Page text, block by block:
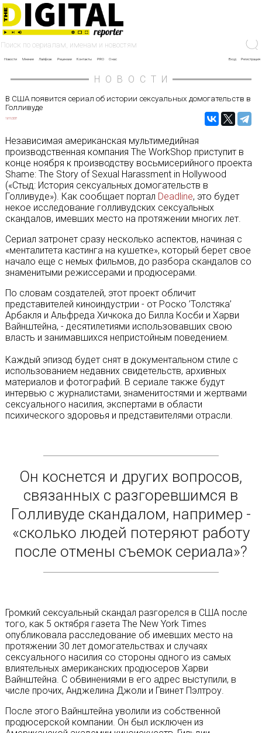
Новости Мнение Лайфхак Рецензии Контакты PRO О нас Вход Регистрация
НОВОСТИ
В США появится сериал об истории сексуальных домогательств в
Голливуде
19/11/2017
Независимая американская мультимедийная
производственная компания The WorkShop приступит в
конце ноября к производству восьмисерийного проекта
Shame: The Story of Sexual Harassment in Hollywood
(«Стыд: История сексуальных домогательств в
Голливуде»). Как сообщает портал Deadline, это будет
некое исследование голливудских сексуальных
скандалов, имевших место на протяжении многих лет.
Сериал затронет сразу несколько аспектов, начиная с
«менталитета кастинга на кушетке», который берет свое
начало еще с немых фильмов, до разбора скандалов со
знаменитыми режиссерами и продюсерами.
По словам создателей, этот проект обличит
представителей киноиндустрии - от Роско ’Толстяка’
Арбакля и Альфреда Хичкока до Билла Косби и Харви
Вайнштейна, - десятилетиями использовавших свою
власть и занимавшихся непристойным поведением.
Каждый эпизод будет снят в документальном стиле с
использованием недавних свидетельств, архивных
материалов и фотографий. В сериале также будут
интервью с журналистами, знаменитостями и жертвами
сексуального насилия, экспертами в области
психического здоровья и представителями отрасли.
Он коснется и других вопросов,
связанных с разгоревшимся в
Голливуде скандалом, например -
«сколько людей потеряют работу
после отмены съемок сериала»?
Громкий сексуальный скандал разгорелся в США после
того, как 5 октября газета The New York Times
опубликовала расследование об имевших место на
протяжении 30 лет домогательствах и случаях
сексуального насилия со стороны одного из самых
влиятельных американских продюсеров Харви
Вайнштейна. С обвинениями в его адрес выступили, в
числе прочих, Анджелина Джоли и Гвинет Пэлтроу.
После этого Вайнштейна уволили из собственной
продюсерской компании. Он был исключен из